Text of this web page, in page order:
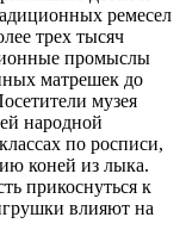
ремесел
трех тысяч
промыслы
матрешек до
музея
народной
по росписи,
коней из лыка.
прикоснуться к
влияют на